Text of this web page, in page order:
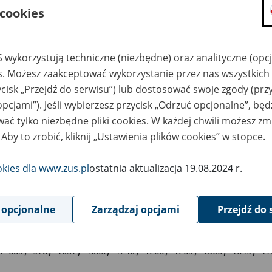
w terminie
emerytalnego
grudnia
2015
podstawie art. 47 ust. 10j ustawy z dnia 13
społecznych (Dz. U. z 2015 r. poz. 121 z późn. zm
od dnia 1 stycznia 2016 r. do dnia 31 marca 2016
nieprzekazania w terminie składek do otwartego
4,51%.
Zmiany tekstu jednolitego wymienionej ustawy zostały
689, 978, 1037, 1066, 1240, 1268, 1269, 1506, 1649,
wykorzystują techniczne (niezbędne) oraz analityczne
Możesz zaakceptować wykorzystanie przez nas
„Przejdź do serwisu”) lub dostosować swoje zgody
Jeśli wybierzesz przycisk „Odrzuć opcjonalne”,
tylko niezbędne pliki cookies. W każdej chwili możesz
to zrobić, kliknij „Ustawienia plików cookies” w stopce.
dla www.zus.plostatnia aktualizacja 19.08.2024 r.
Zarządzaj opcjami Przejdź do